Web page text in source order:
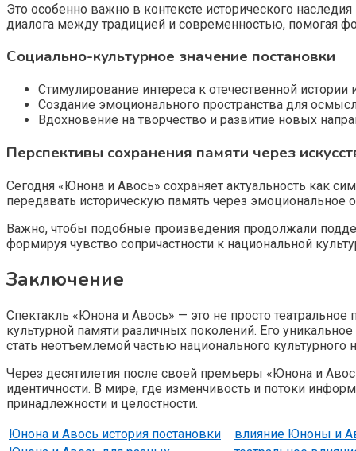
Это особенно важно в контексте исторического
диалога между традицией и современностью, помогая
Социально-культурное значение постановки
Стимулирование интереса к отечественной истории
Создание эмоционального пространства для
Вдохновение на творчество и развитие новых
Перспективы сохранения памяти через
Сегодня «Юнона и Авось» сохраняет актуальность как
передавать историческую память через эмоциональное
Важно, чтобы подобные произведения продолжали
формируя чувство сопричастности к национальной
Заключение
Спектакль «Юнона и Авось» — это не просто
культурной памяти различных поколений. Его
стать неотъемлемой частью национального культурного
Через десятилетия после своей премьеры «Юнона и
идентичности. В мире, где изменчивость и потоки
принадлежности и целостности.
Юнона и Авось история постановки
влияние Юноны и